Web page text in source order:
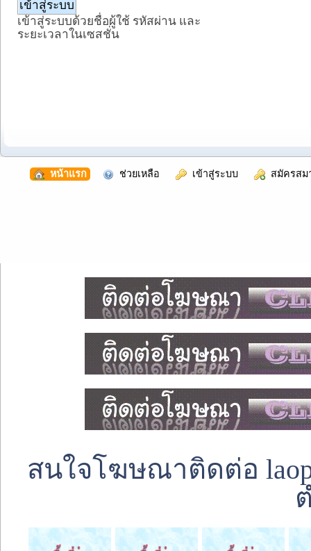
เข้าสู่ระบบด้วยชื่อผู้ใช้ รหัสผ่าน และ
ระยะเวลาในเซสชั่น
หน้าแรก ช่วยเหลือ เข้าสู่ระบบ สมัครสม
สนใจโฆษณาติดต่อ